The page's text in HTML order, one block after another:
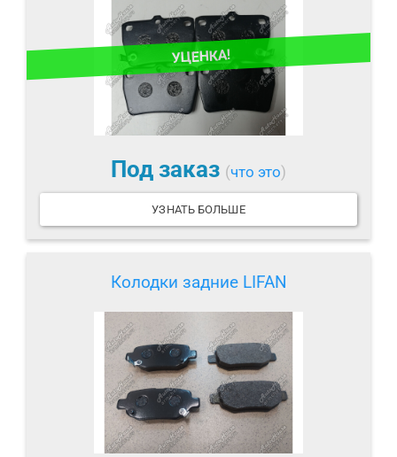
УЦЕНКА!
Под заказ (что это)
УЗНАТЬ БОЛЬШЕ
Колодки задние LIFAN